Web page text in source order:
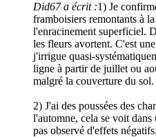
Did67 a écrit :1) Je
framboisiers remontants à
l'enracinement superficiel.
les fleurs avortent. C'est
j'irrigue quasi-
ligne à partir de juillet ou
malgré la couverture du sol.
2) J'ai des poussées des
l'automne, cela se voit dans
pas observé d'effets